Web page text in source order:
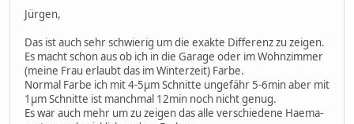
Jürgen,
Das ist auch sehr schwierig um die exakte Differenz zu zeigen.
Es macht schon aus ob ich in die Garage oder im Wohnzimmer
(meine Frau erlaubt das im Winterzeit) Farbe.
Normal Farbe ich mit 4-5µm Schnitte ungefähr 5-6min aber mit
1µm Schnitte ist manchmal 12min noch nicht genug.
Es war auch mehr um zu zeigen das alle verschiedene Haema-